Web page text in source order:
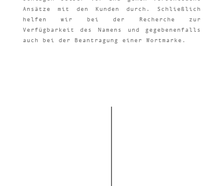
Ansätze mit den Kunden durch. Schließlich
helfen wir bei der Recherche zur
Verfügbarkeit des Namens und gegebenenfalls
auch bei der Beantragung einer Wortmarke.